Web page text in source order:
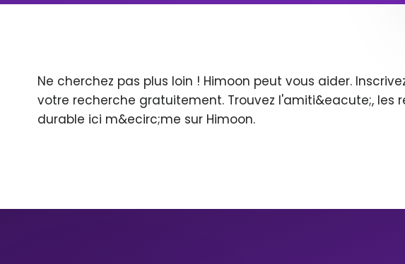
Ne cherchez pas plus loin ! Himoon peut vous aider.
votre recherche gratuitement. Trouvez l'amiti&eacute;, les
durable ici m&ecirc;me sur Himoon.